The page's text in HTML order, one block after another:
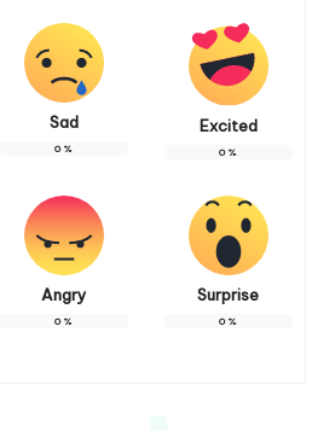
Sad
0%
Excited
0%
Angry
0%
Surprise
0%